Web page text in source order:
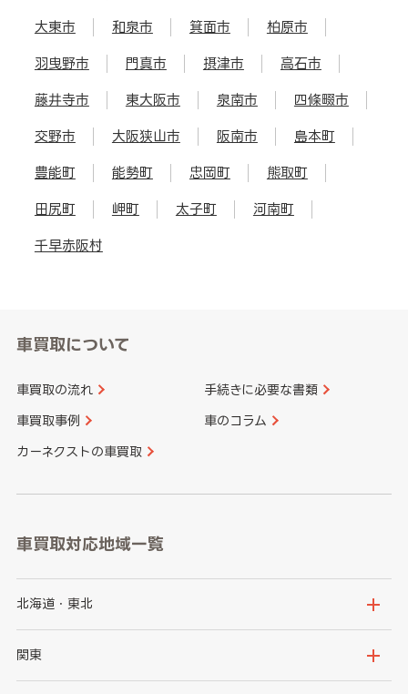
大東市 和泉市 箕面市 柏原市
羽曳野市 門真市 摂津市 高石市
藤井寺市 東大阪市 泉南市 四條畷市
交野市 大阪狭山市 阪南市 島本町
豊能町 能勢町 忠岡町 熊取町
田尻町 岬町 太子町 河南町
千早赤阪村
車買取について
車買取の流れ 手続きに必要な書類
車買取事例 車のコラム
カーネクストの車買取
車買取対応地域一覧
北海道・東北
北海道
関東